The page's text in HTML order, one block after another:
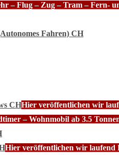
– Flug – Zug – Tram – Fern-
Fahren) CH
CHHier veröffentlichen wir
– Wohnmobil ab 3.5
Hier veröffentlichen wir laufend